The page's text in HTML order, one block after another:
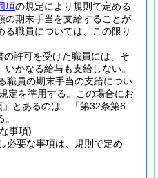
項の規定により規則で定める
の期末手当を支給することが
る職員については、この限り
許可を受けた職員には、そ
かなる給与も支給しない。
職員の期末手当の支給につい
定を準用する。
この場合にお
とあるのは、「第32条第6
事項)
必要な事項は、規則で定め